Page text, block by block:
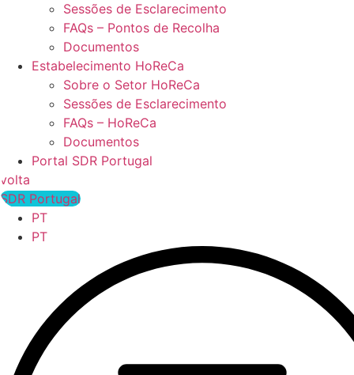
Sessões de Esclarecimento
FAQs – Pontos de Recolha
Documentos
Estabelecimento HoReCa
Sobre o Setor HoReCa
Sessões de Esclarecimento
FAQs – HoReCa
Documentos
Portal SDR Portugal
volta
SDR Portugal
PT
PT